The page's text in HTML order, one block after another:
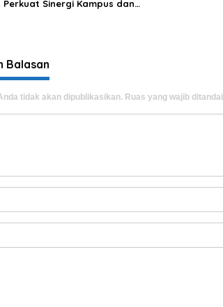
Perkuat Sinergi Kampus dan
Balasan
tidak akan dipublikasikan. Ruas yang wajib ditandai